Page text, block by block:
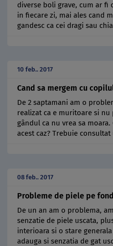
diverse boli grave, cum ar fi
in fiecare zi, mai ales cand
gandesc ca cei dragi sau
10 feb.. 2017
Cand sa mergem cu
De 2 saptamani am o
realizat ca e muritoare si nu
gândul ca nu vrea sa
acest caz? Trebuie consultat
08 feb.. 2017
Probleme de piele pe
De un an am o problema,
senzatie de piele uscata,
interioara si o stare
adauga si senzatia de gat